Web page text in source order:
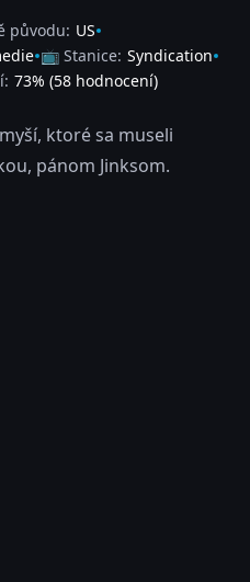
původu: US
📺 Stanice: Syndication
73% (58 hodnocení)
ktoré sa museli
pánom Jinksom.